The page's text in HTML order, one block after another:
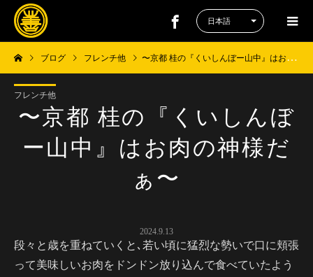
ブログ フレンチ他 〜京都 桂の『くいしんぼー山中』はお肉の神様だぁ〜
フレンチ他
〜京都 桂の『くいしんぼ
ー山中』はお肉の神様だ
ぁ〜
2024.9.13
段々と歳を重ねていくと､若い頃に猛烈な勢いで口に頬張
って美味しいお肉をドンドン放り込んで食べていたよう